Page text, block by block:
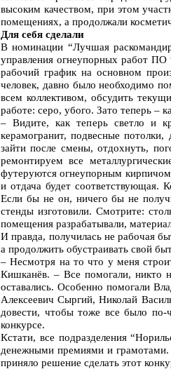
высоким качеством, при этом
помещениях, а продолжали
Для себя сделали
В номинации “Лучшая
управления огнеупорных работ
рабочий график на основном
человек, давно было необходимо
всем коллективом, обсудить
работе: серо, убого. Зато теперь –
– Видите, как теперь светло и
керамогранит, подвесные
зайти после смены, отдохнуть,
ремонтируем все
футеруются огнеупорным
и отдача будет соответствующая.
Если бы не он, ничего бы не
стенды изготовили. Смотрите:
помещения разрабатывали,
И правда, получилась не рабочая
а продолжить обустраивать свой
– Несмотря на то что у меня
Кишканёв. – Все помогали, никто
оставались. Особенно помогали
Алексеевич Сыргий, Николай
довести, чтобы тоже все было
конкурсе.
Кстати, все подразделения
денежными премиями и грамотами.
приняло решение сделать этот